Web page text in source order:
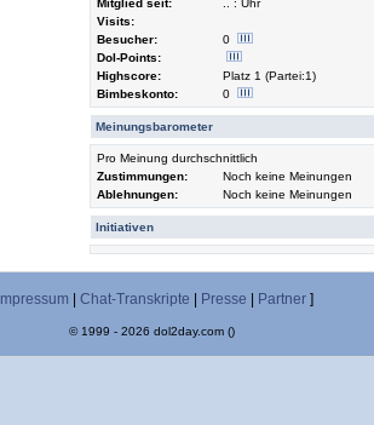
Mitglied seit:
.. : Uhr
Visits:
Besucher:
0
Dol-Points:
Highscore:
Platz 1 (Partei:1)
Bimbeskonto:
0
Meinungsbarometer
Pro Meinung durchschnittlich
Zustimmungen:
Noch keine Meinungen
Ablehnungen:
Noch keine Meinungen
Initiativen
Impressum Chat-Transkripte Presse Partner ]
© 1999 - 2026 dol2day.com ()